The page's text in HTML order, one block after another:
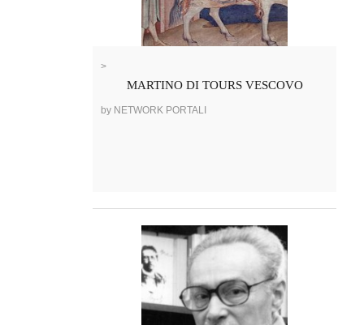
>
MARTINO DI TOURS VESCOVO
by NETWORK PORTALI